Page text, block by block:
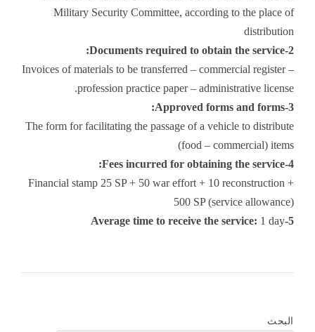
Military Security Committee, according to the place of
distribution
2-Documents required to obtain the service:
Invoices of materials to be transferred – commercial register –
profession practice paper – administrative license.
3-Approved forms and forms:
The form for facilitating the passage of a vehicle to distribute
(food – commercial) items
4-Fees incurred for obtaining the service:
Financial stamp 25 SP + 50 war effort + 10 reconstruction +
500 SP (service allowance)
5-Average time to receive the service:
1 day
البحث